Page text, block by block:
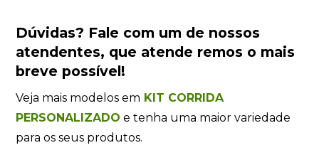
Dúvidas? Fale com um de nossos
atendentes, que atende remos o mais
breve possível!
Veja mais modelos em KIT CORRIDA
PERSONALIZADO e tenha uma maior variedade
para os seus produtos.